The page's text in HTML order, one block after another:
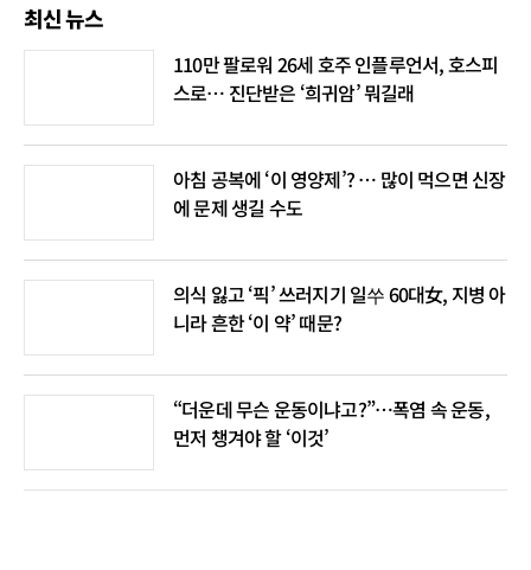
최신 뉴스
110만 팔로워 26세 호주 인플루언서, 호스피
스로… 진단받은 ‘희귀암’ 뭐길래
아침 공복에 ‘이 영양제’? … 많이 먹으면 신장
에 문제 생길 수도
의식 잃고 ‘픽’ 쓰러지기 일쑤 60대女, 지병 아
니라 흔한 ‘이 약’ 때문?
“더운데 무슨 운동이냐고?”…폭염 속 운동,
먼저 챙겨야 할 ‘이것’